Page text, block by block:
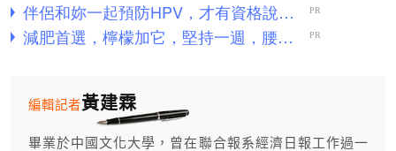
黃建霖
編輯記者
畢業於中國文化大學，曾在聯合報系經濟日報工作過一